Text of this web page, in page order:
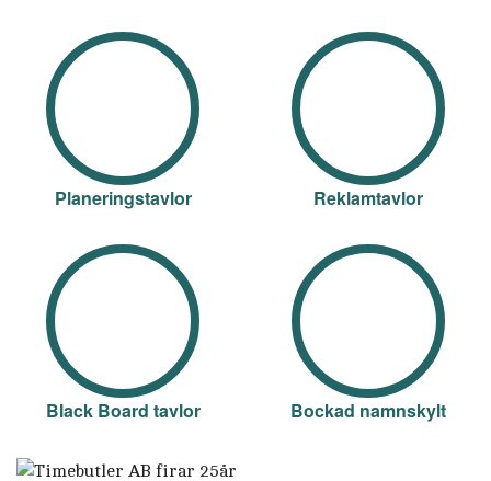
Planeringstavlor Reklamtavlor
Black Board tavlor Bockad namnskylt